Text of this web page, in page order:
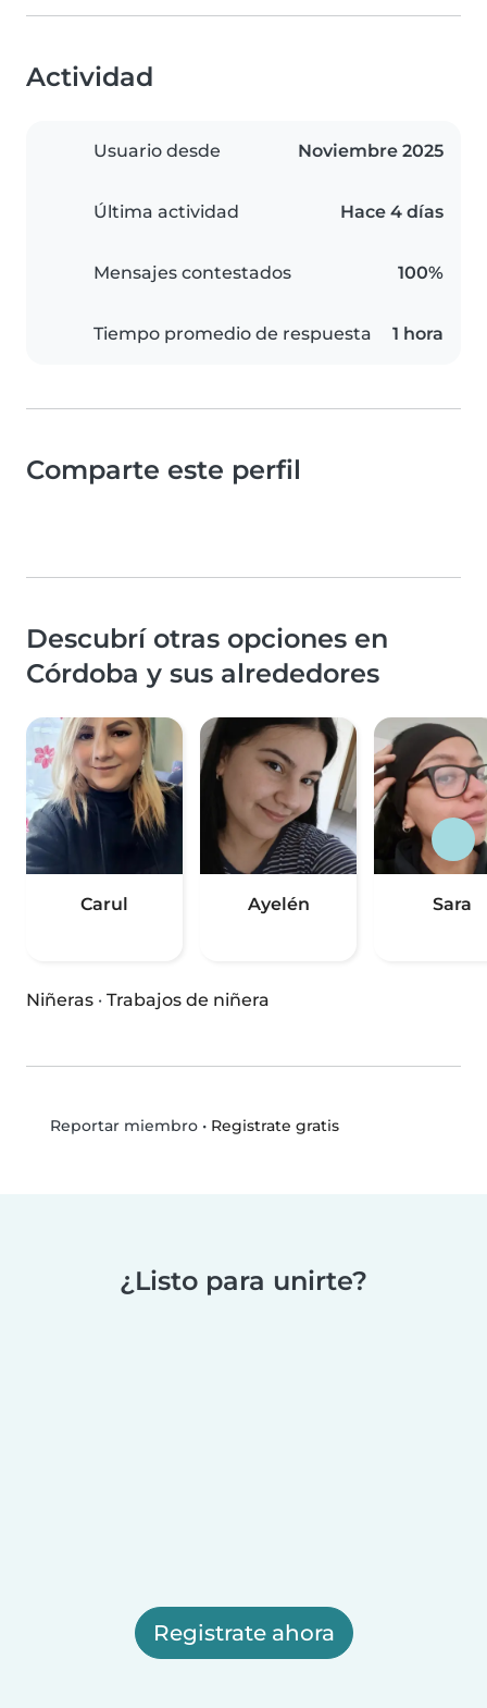
Actividad
Usuario desde Noviembre 2025
Última actividad Hace 4 días
Mensajes contestados 100%
Tiempo promedio de respuesta 1 hora
Comparte este perfil
Descubrí otras opciones en
Córdoba y sus alrededores
Carul Ayelén Sara
Niñeras · Trabajos de niñera
Reportar miembro• Registrate gratis
¿Listo para unirte?
Registrate ahora